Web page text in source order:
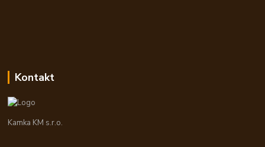
Kontakt
Kamka KM s.r.o.